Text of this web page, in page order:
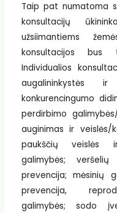
Taip pat numatoma
konsultacijų
užsiimantiems
konsultacijos bus
Individualios
augalininkystės ir
konkurencingumo
perdirbimo
auginimas ir veislės/
paukščių veislės
galimybės;
prevencija; mėsinių
prevencija,
galimybės; sodo